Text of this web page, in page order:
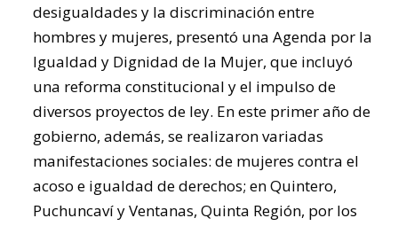
desigualdades y la discriminación entre
hombres y mujeres, presentó una Agenda por la
Igualdad y Dignidad de la Mujer, que incluyó
una reforma constitucional y el impulso de
diversos proyectos de ley. En este primer año de
gobierno, además, se realizaron variadas
manifestaciones sociales: de mujeres contra el
acoso e igualdad de derechos; en Quintero,
Puchuncaví y Ventanas, Quinta Región, por los